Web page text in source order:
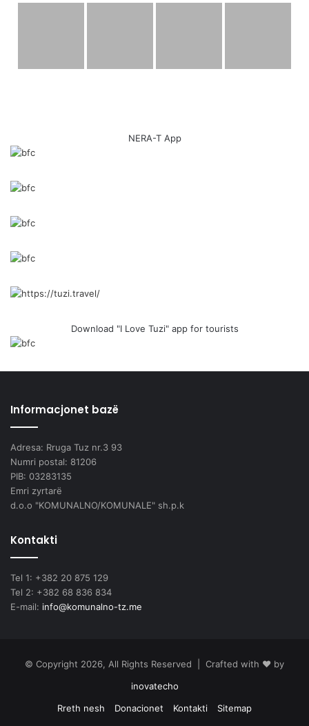
NERA-T App
Download "I Love Tuzi" app for tourists
Informacjonet bazë
Adresa: Rruga Tuz nr.3 93
Numri postal: 81206
PIB: 03283135
Emri zyrtarë
d.o.o "KOMUNALNO/KOMUNALE" sh.p.k
Kontakti
Tel 1: +382 20 875 129
Tel 2: +382 68 836 834
E-mail: info@komunalno-tz.me
© Copyright 2026, All Rights Reserved | Crafted with ❤️ by
inovatecho
Rreth nesh
Donacionet Kontakti
Sitemap